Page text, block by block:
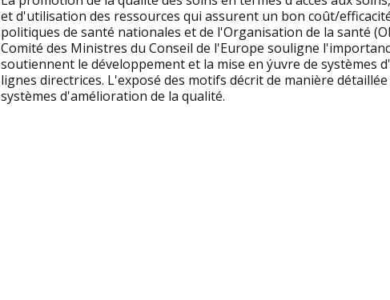
et d'utilisation des ressources qui assurent un bon coût/
politiques de santé nationales et de l'Organisation de la santé
Comité des Ministres du Conseil de l'Europe souligne
soutiennent le développement et la mise en ýuvre de systèmes
lignes directrices. L'exposé des motifs décrit de manière
systèmes d'amélioration de la qualité.